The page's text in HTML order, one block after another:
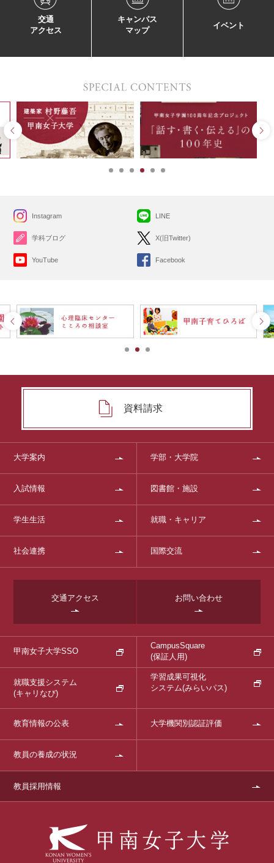
交通
アクセス
キャンパス
マップ
イベント
Instagram
学科ブログ
YouTube
LINE
X(旧Twitter)
Facebook
資料請求
大学案内 学部・大学院
入試情報 図書館・施設
学生生活 就職・キャリア
社会連携 国際交流
交通アクセス お問い合わせ
甲南女子大学SSO
CampusSquare
(保証人用)
就職支援システム
(キャリなび)
学習成果可視化
システム(みらいパス)
教育情報の公表 大学機関別認証評価
教員の養成の状況
教員採用情報